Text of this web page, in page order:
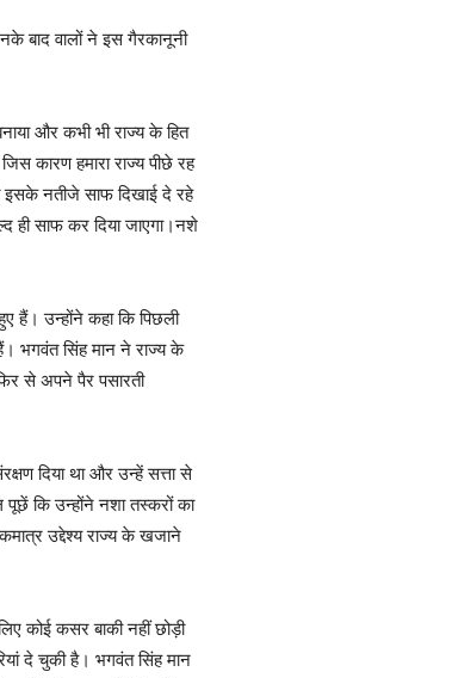
बाद वालों ने इस गैरकानूनी
और कभी भी राज्य के हित
कारण हमारा राज्य पीछे रह
इसके नतीजे साफ दिखाई दे रहे
साफ कर दिया जाएगा।नशे
हैं। उन्होंने कहा कि पिछली
भगवंत सिंह मान ने राज्य के
से अपने पैर पसारती
दिया था और उन्हें सत्ता से
पूछें कि उन्होंने नशा तस्करों का
उद्देश्य राज्य के खजाने
कोई कसर बाकी नहीं छोड़ी
दे चुकी है। भगवंत सिंह मान